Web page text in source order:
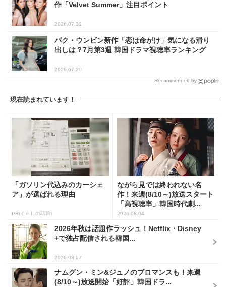
作「Velvet Summer」注目ポイント
2026.07.31
パク・ウンビン新作「恋は命がけ」気になる滑り
出しは？7月第3週 韓国ドラマ視聴率ランキング
2026.07.20
Recommended by
現在読まれています！
「ガソリン代込みのカーシェ
ア」が選ばれる理由
PR(くらしの話題)
ながら見では終われない名
作！来週(8/10～)放送スタート
「高視聴率」韓国時代劇...
2026.08.04
2026年秋は話題作ラッシュ！Netflix・Disney
+で独占配信される韓国...
2026.08.07
ナムグン・ミン&ジュノのブロマンスも！来週
(8/10～)放送開始「好評」韓国ドラ...